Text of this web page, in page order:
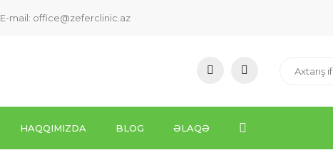
E-mail: office@zeferclinic.az
HAQQIMIZDA BLOG ƏLAQƏ